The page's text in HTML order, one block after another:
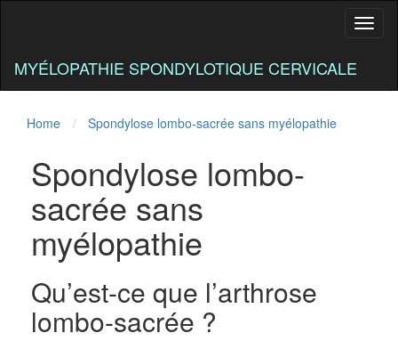
MYÉLOPATHIE SPONDYLOTIQUE CERVICALE
Home Spondylose lombo-sacrée sans myélopathie
Spondylose lombo-
sacrée sans
myélopathie
Qu’est-ce que l’arthrose
lombo-sacrée ?